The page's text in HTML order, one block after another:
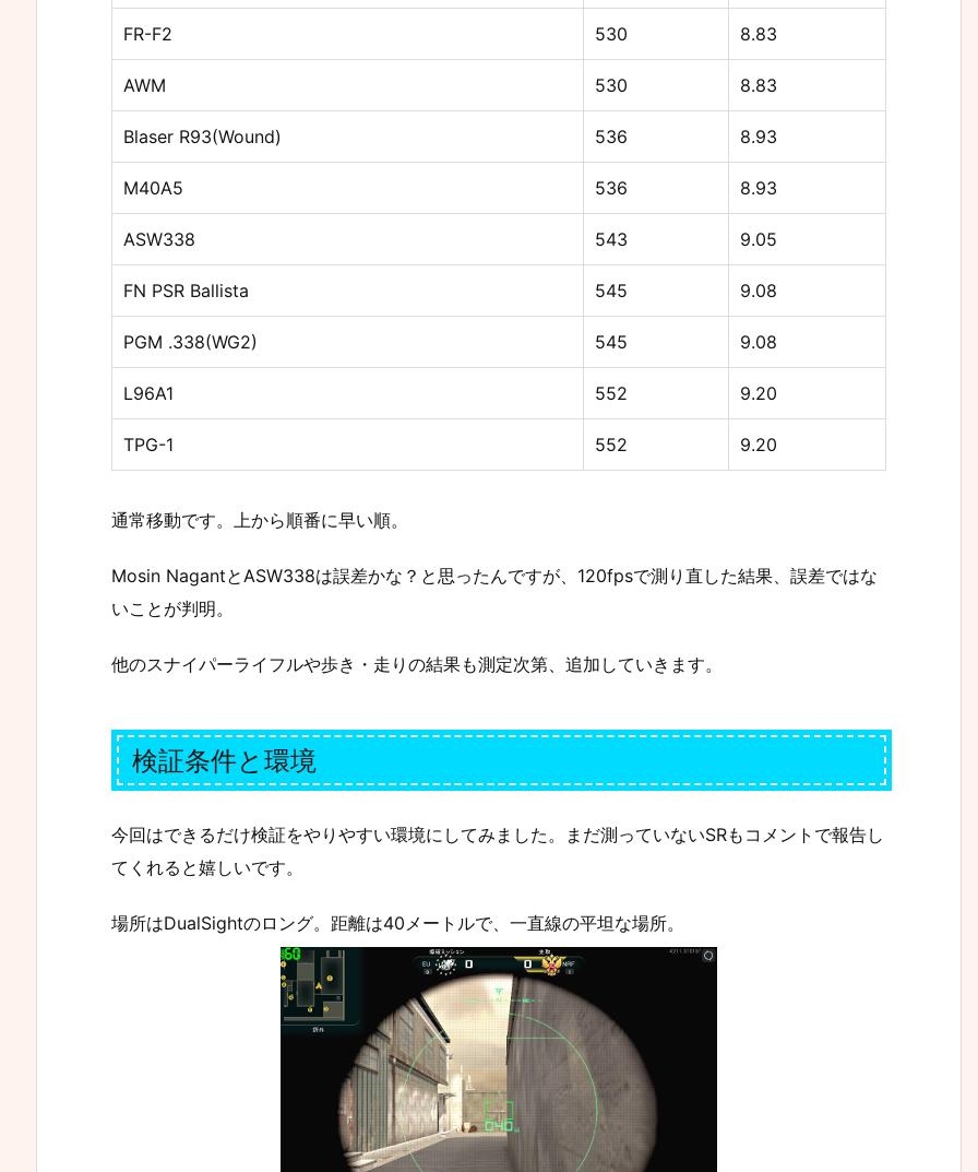
FR-F2 530 8.83
AWM 530 8.83
Blaser R93(Wound) 536 8.93
M40A5 536 8.93
ASW338 543 9.05
FN PSR Ballista 545 9.08
PGM .338(WG2) 545 9.08
L96A1 552 9.20
TPG-1 552 9.20
通常移動です。上から順番に早い順。
Mosin NagantとASW338は誤差かな？と思ったんですが、120fpsで測り直した結果、誤差ではな
いことが判明。
他のスナイパーライフルや歩き・走りの結果も測定次第、追加していきます。
検証条件と環境
今回はできるだけ検証をやりやすい環境にしてみました。まだ測っていないSRもコメントで報告し
てくれると嬉しいです。
場所はDualSightのロング。距離は40メートルで、一直線の平坦な場所。